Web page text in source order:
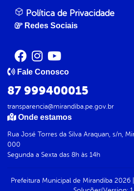
Política de Privacidade
Redes Sociais
Fale Conosco
87 999400015
transparencia@mirandiba.pe.gov.br
Onde estamos
Rua José Torres da Silva Araquan, s/n,
000
Segunda a Sexta das 8h às 14h
Prefeitura Municipal de Mirandiba2026|